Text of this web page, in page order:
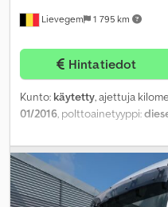
Lievegem 1 795 km
Hintatiedot
Kunto: käytetty, ajettuja
01/2016, polttoainetyyppi: